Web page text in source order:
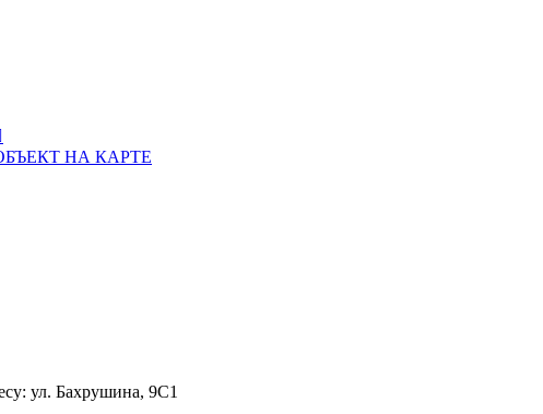
НА КАРТЕ
ул. Бахрушина, 9С1